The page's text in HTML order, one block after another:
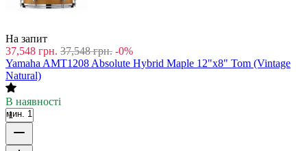
На запит
37,548 грн. 37,548 грн. -0%
Yamaha AMT1208 Absolute Hybrid Maple 12"x8" Tom (Vintage
Natural)
В наявності
мин. 1